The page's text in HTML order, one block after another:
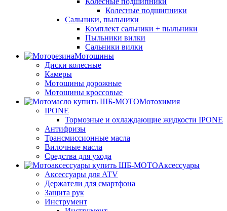
Колесные подшипники
Сальники, пыльники
Комплект сальники + пыльники
Пыльники вилки
Сальники вилки
Мотошины
Диски колесные
Камеры
Мотошины дорожные
Мотошины кроссовые
Мотохимия
IPONE
Тормозные и охлаждающие жидкости IPONE
Антифризы
Трансмиссионные масла
Вилочные масла
Средства для ухода
Аксессуары
Аксессуары для ATV
Держатели для смартфона
Защита рук
Инструмент